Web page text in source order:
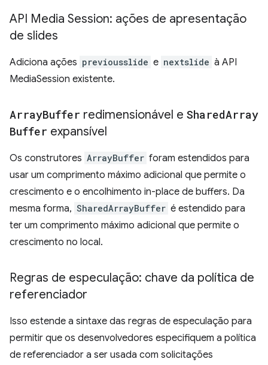
API Media Session: ações de apresentação
de slides
Adiciona ações previousslide e nextslide à API
MediaSession existente.
ArrayBuffer redimensionável e SharedArray
Buffer expansível
Os construtores ArrayBuffer foram estendidos para
usar um comprimento máximo adicional que permite o
crescimento e o encolhimento in-place de buffers. Da
mesma forma, SharedArrayBuffer é estendido para
ter um comprimento máximo adicional que permite o
crescimento no local.
Regras de especulação: chave da política de
referenciador
Isso estende a sintaxe das regras de especulação para
permitir que os desenvolvedores especifiquem a política
de referenciador a ser usada com solicitações